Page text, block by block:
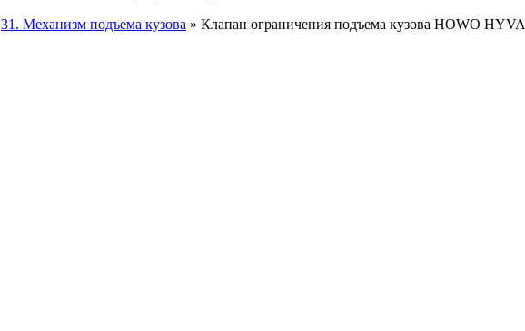
31. Механизм подъема кузова » Клапан ограничения подъема кузова HOWO HYVA